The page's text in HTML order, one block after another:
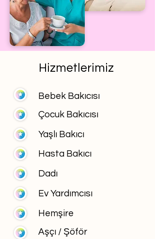
Hizmetlerimiz
Bebek Bakıcısı
Çocuk Bakıcısı
Yaşlı Bakıcı
Hasta Bakıcı
Dadı
Ev Yardımcısı
Hemşire
Aşçı / Şöför